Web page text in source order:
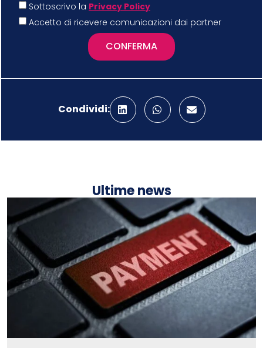
Sottoscrivo la Privacy Policy
Accetto di ricevere comunicazioni dai partner
CONFERMA
Condividi:
Ultime news